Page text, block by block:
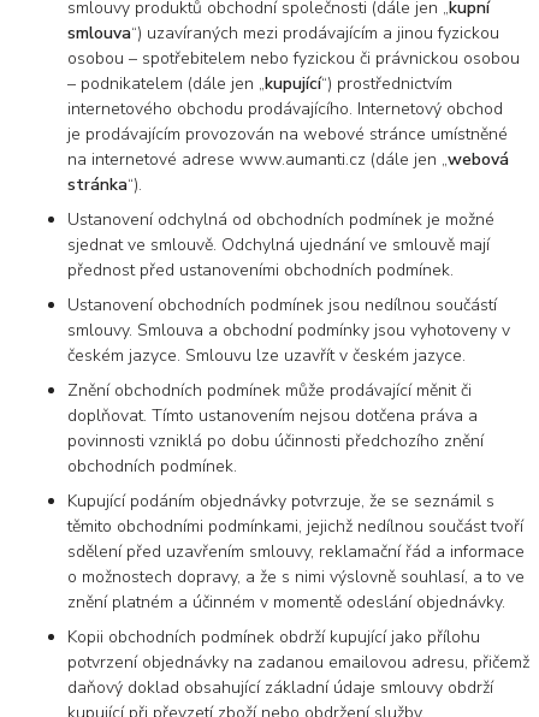
smlouvy produktů obchodní společnosti (dále jen „kupní
smlouva“) uzavíraných mezi prodávajícím a jinou fyzickou
osobou – spotřebitelem nebo fyzickou či právnickou osobou
– podnikatelem (dále jen „kupující“) prostřednictvím
internetového obchodu prodávajícího. Internetový obchod
je prodávajícím provozován na webové stránce umístněné
na internetové adrese www.aumanti.cz (dále jen „webová
stránka“).
Ustanovení odchylná od obchodních podmínek je možné
sjednat ve smlouvě. Odchylná ujednání ve smlouvě mají
přednost před ustanoveními obchodních podmínek.
Ustanovení obchodních podmínek jsou nedílnou součástí
smlouvy. Smlouva a obchodní podmínky jsou vyhotoveny v
českém jazyce. Smlouvu lze uzavřít v českém jazyce.
Znění obchodních podmínek může prodávající měnit či
doplňovat. Tímto ustanovením nejsou dotčena práva a
povinnosti vzniklá po dobu účinnosti předchozího znění
obchodních podmínek.
Kupující podáním objednávky potvrzuje, že se seznámil s
těmito obchodními podmínkami, jejichž nedílnou součást tvoří
sdělení před uzavřením smlouvy, reklamační řád a informace
o možnostech dopravy, a že s nimi výslovně souhlasí, a to ve
znění platném a účinném v momentě odeslání objednávky.
Kopii obchodních podmínek obdrží kupující jako přílohu
potvrzení objednávky na zadanou emailovou adresu, přičemž
daňový doklad obsahující základní údaje smlouvy obdrží